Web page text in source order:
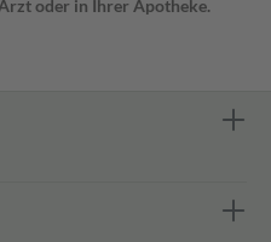
oder in Ihrer Apotheke.